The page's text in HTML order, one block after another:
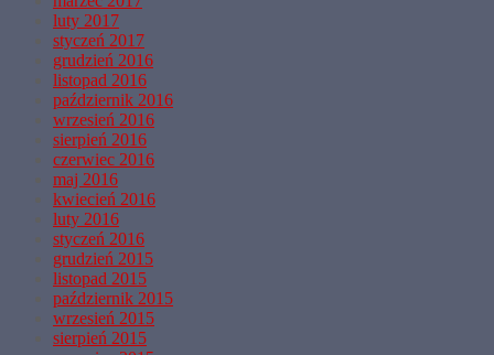
luty 2017
styczeń 2017
grudzień 2016
listopad 2016
październik 2016
wrzesień 2016
sierpień 2016
czerwiec 2016
maj 2016
kwiecień 2016
luty 2016
styczeń 2016
grudzień 2015
listopad 2015
październik 2015
wrzesień 2015
sierpień 2015